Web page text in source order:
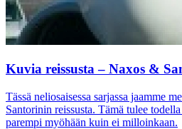
Kuvia reissusta – Naxos &
Tässä neliosaisessa sarjassa jaamme
Santorinin reissusta. Tämä tulee
parempi myöhään kuin ei milloinkaan.